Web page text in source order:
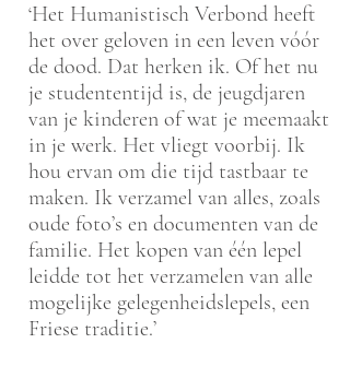
‘Het Humanistisch Verbond heeft
het over geloven in een leven vóór
de dood. Dat herken ik. Of het nu
je studententijd is, de jeugdjaren
van je kinderen of wat je meemaakt
in je werk. Het vliegt voorbij. Ik
hou ervan om die tijd tastbaar te
maken. Ik verzamel van alles, zoals
oude foto’s en documenten van de
familie. Het kopen van één lepel
leidde tot het verzamelen van alle
mogelijke gelegenheidslepels, een
Friese traditie.’